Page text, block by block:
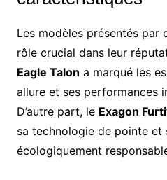
Les modèles présentés par
rôle crucial dans leur
Eagle Talon a marqué les
allure et ses performances
D’autre part, le Exagon
sa technologie de pointe et
écologiquement